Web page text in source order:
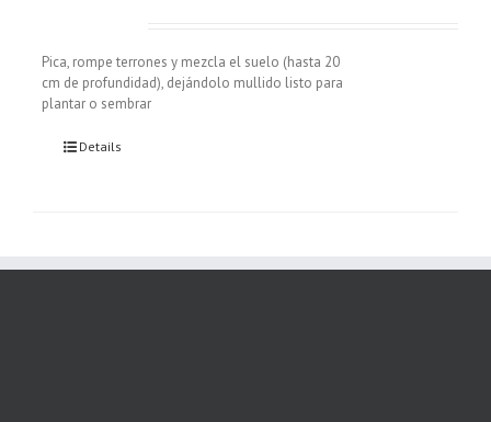
Pica, rompe terrones y mezcla el suelo (hasta 20
cm de profundidad), dejándolo mullido listo para
plantar o sembrar
Details